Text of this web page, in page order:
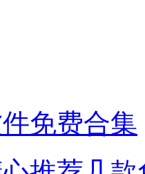
免费合集